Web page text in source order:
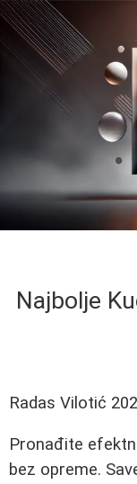
Najbolje
Radas Vilotić
Pronađite
bez opreme.